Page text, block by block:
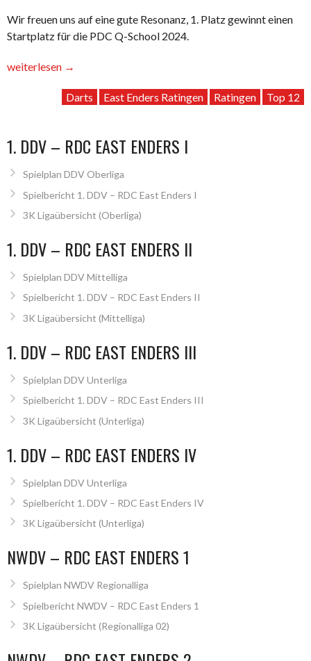
Wir freuen uns auf eine gute Resonanz, 1. Platz gewinnt einen
Startplatz für die PDC Q-School 2024.
„interne
weiterlesen →
Darts East Enders Ratingen Ratingen Top 12
1. DDV – RDC EAST ENDERS I
Spielplan DDV Oberliga
Spielbericht 1. DDV – RDC East Enders I
3K Ligaübersicht (Oberliga)
1. DDV – RDC EAST ENDERS II
Spielplan DDV Mittelliga
Spielbericht 1. DDV – RDC East Enders II
3K Ligaübersicht (Mittelliga)
1. DDV – RDC EAST ENDERS III
Spielplan DDV Unterliga
Spielbericht 1. DDV – RDC East Enders III
3K Ligaübersicht (Unterliga)
1. DDV – RDC EAST ENDERS IV
Spielplan DDV Unterliga
Spielbericht 1. DDV – RDC East Enders IV
3K Ligaübersicht (Unterliga)
NWDV – RDC EAST ENDERS 1
Spielplan NWDV Regionalliga
Spielbericht NWDV – RDC East Enders 1
3K Ligaübersicht (Regionalliga 02)